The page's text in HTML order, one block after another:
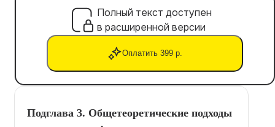
Полный текст доступен
в расширенной версии
Оплатить 399 р.
Подглава 3. Общетеоретические подходы